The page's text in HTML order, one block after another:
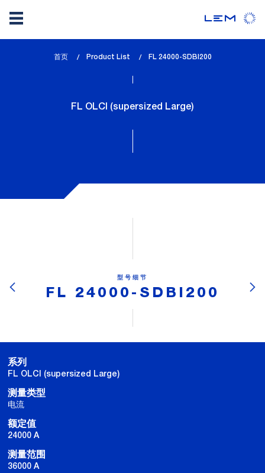
首页 Product List
lem_current_page
FL 24000-SDBI200
FL OLCI (supersized Large)
型号细节
FL 24000-SDBI200
系列
FL OLCI (supersized Large)
测量类型
电流
额定值
24000 A
测量范围
36000 A